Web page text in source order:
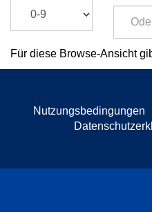
Für diese Browse-Ansicht
Nutzungsbedingungen